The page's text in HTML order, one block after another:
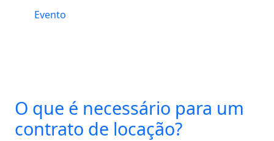
Evento
O que é necessário para um
contrato de locação?